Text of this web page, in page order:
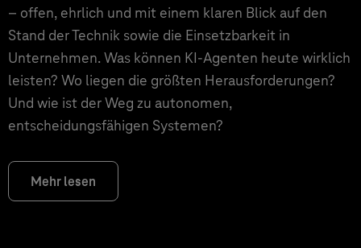
– offen, ehrlich und mit einem klaren Blick auf den
Stand der Technik sowie die Einsetzbarkeit in
Unternehmen. Was können KI-Agenten heute wirklich
leisten? Wo liegen die größten Herausforderungen?
Und wie ist der Weg zu autonomen,
entscheidungsfähigen Systemen?
Mehr lesen